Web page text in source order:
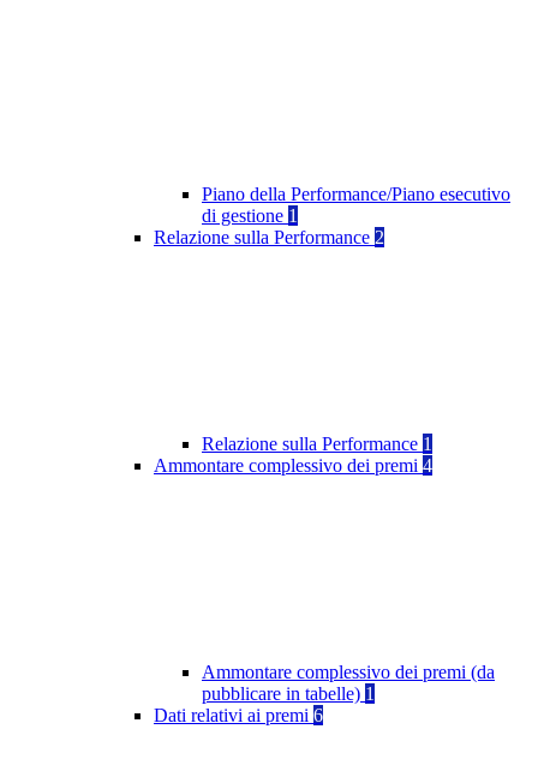
Piano della Performance/Piano esecutivo
di gestione 1
Relazione sulla Performance 2
Relazione sulla Performance 1
Ammontare complessivo dei premi 4
Ammontare complessivo dei premi (da
pubblicare in tabelle) 1
Dati relativi ai premi 6